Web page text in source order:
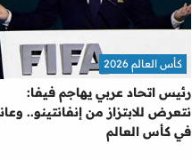
رئيس اتحاد عربي يهاجم فيفا:
نتعرض للابتزاز من إنفانتينو..
في كأس العالم
كأس العالم 2026